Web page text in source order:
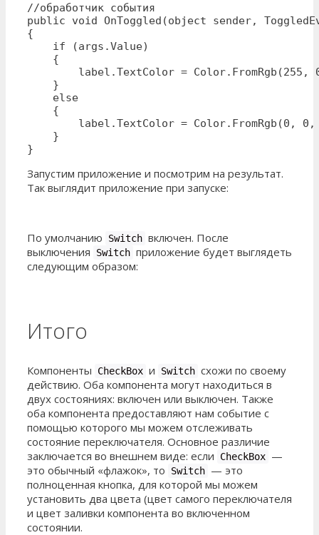
//обработчик события
public void OnToggled(object sender,
{
    if (args.Value)
    {
label.TextColor = Color.FromRgb(255,
    }
    else
    {
label.TextColor = Color.FromRgb(0, 0,
    }
}
Запустим приложение и посмотрим на результат.
Так выглядит приложение при запуске:
По умолчанию Switch включен. После
выключения
Switch приложение будет выглядеть
следующим образом:
Итого
Компоненты CheckBox и Switch схожи по своему
действию. Оба компонента могут находиться в
двух состояниях: включен или выключен. Также
оба компонента предоставляют нам событие с
помощью которого мы можем отслеживать
состояние переключателя. Основное различие
заключается во внешнем виде: если
CheckBox —
это обычный «флажок», то
Switch — это
полноценная кнопка, для которой мы можем
установить два цвета (цвет самого переключателя
и цвет заливки компонента во включенном
состоянии.